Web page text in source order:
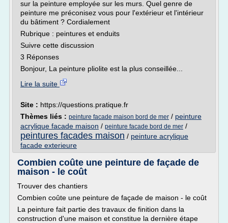
sur la peinture employée sur les murs. Quel genre de
peinture me préconisez vous pour l'extérieur et l'intérieur
du bâtiment ? Cordialement
Rubrique : peintures et enduits
Suivre cette discussion
3 Réponses
Bonjour, La peinture pliolite est la plus conseillée...
Lire la suite
Site : https://questions.pratique.fr
Thèmes liés : peinture facade maison bord de mer / peinture
acrylique facade maison / peinture facade bord de mer /
peintures facades maison / peinture acrylique
facade exterieure
Combien coûte une peinture de façade de
maison - le coût
Trouver des chantiers
Combien coûte une peinture de façade de maison - le coût
La peinture fait partie des travaux de finition dans la
construction d'une maison et constitue la dernière étape